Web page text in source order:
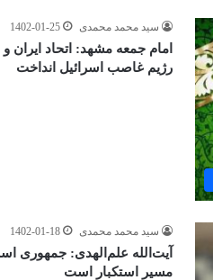
سید محمد محمدی 1402-01-25
امام جمعه مشهد: اتحاد
رژیم غاصب اسرائیل انداخت
سید محمد محمدی 1402-01-18
آیت‌الله علم‌الهدی: جمهوری
مسیر استکبار است